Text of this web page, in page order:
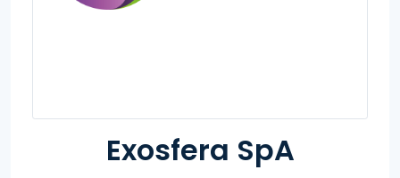
Exosfera SpA